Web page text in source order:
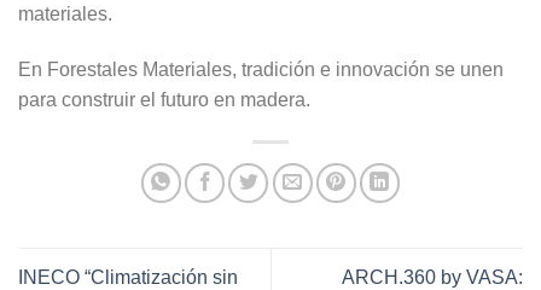
materiales.
En Forestales Materiales, tradición e innovación se unen
para construir el futuro en madera.
INECO “Climatización sin
ARCH.360 by VASA: